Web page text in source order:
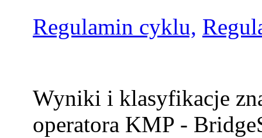
Regulamin cyklu,
Wyniki i klasyfikacje
operatora KMP -